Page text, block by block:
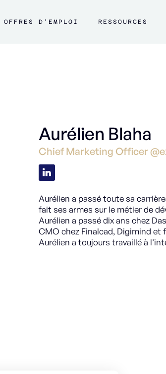
OFFRES D'EMPLOI RESSOURCES
Aurélien Blaha
Chief Marketing Officer
Aurélien a passé toute sa
fait ses armes sur le métier de
Aurélien a passé dix ans chez
CMO chez Finalcad, Digimind
Aurélien a toujours travaillé à